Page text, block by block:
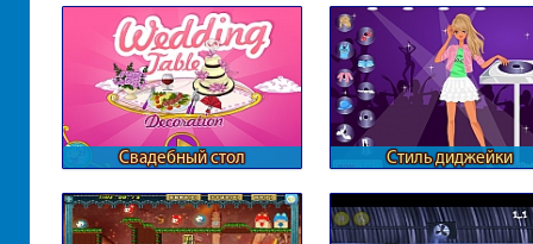
Свадебный стол Стиль диджейки